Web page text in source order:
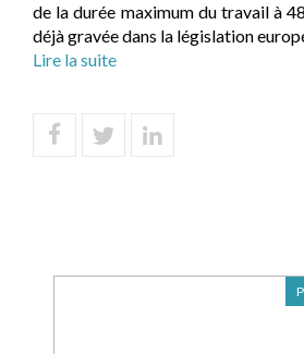
de la durée maximum du travail à
déjà gravée dans la législation
Lire la suite